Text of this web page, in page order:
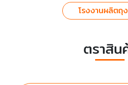
โรงงานผลิตถุ
ตราสิน